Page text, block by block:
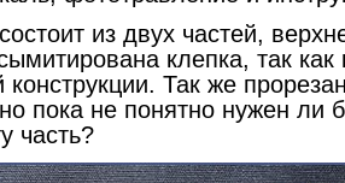
из двух частей,
клепка, так как
Так же
пока не понятно нужен ли
часть?